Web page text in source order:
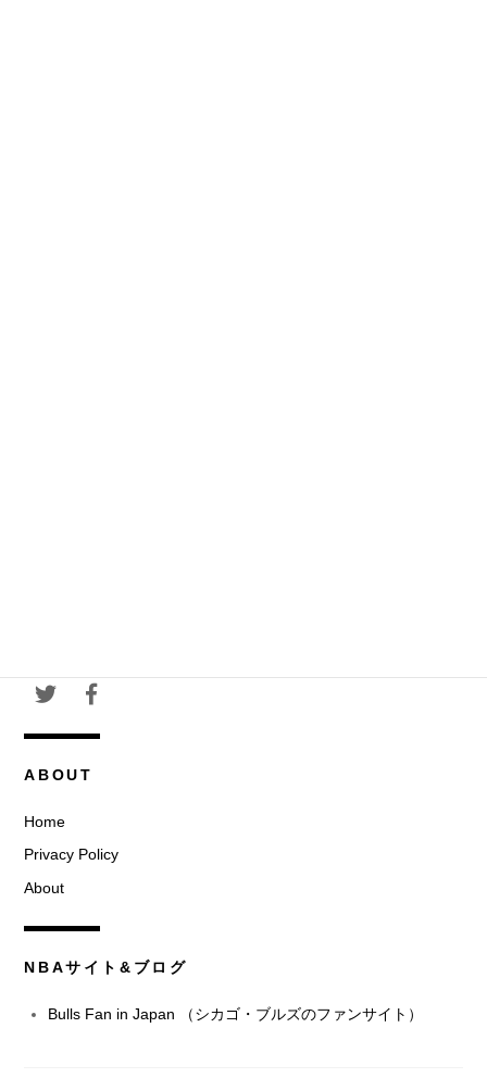
ABOUT
Home
Privacy Policy
About
NBAサイト&ブログ
Bulls Fan in Japan （シカゴ・ブルズのファンサイト）